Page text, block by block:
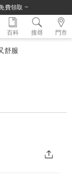
費領取 ~
門市
百科 搜尋
舒服